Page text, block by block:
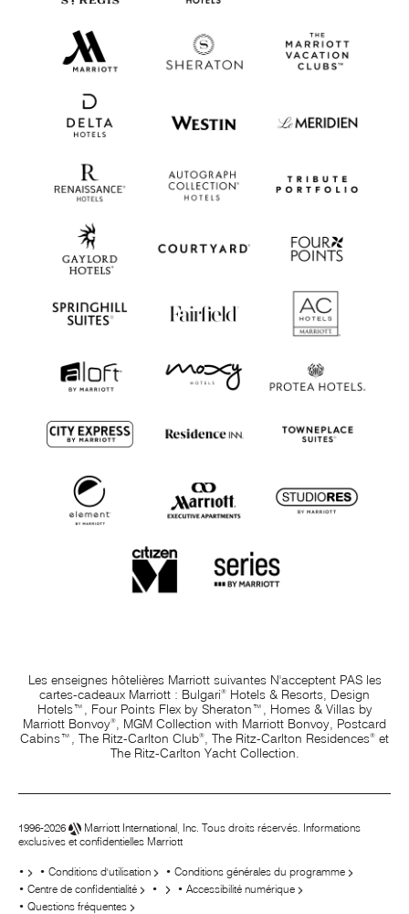
Les enseignes hôtelières Marriott suivantes N'acceptent PAS les
cartes-cadeaux Marriott : Bulgari® Hotels & Resorts, Design
Hotels™, Four Points Flex by Sheraton™, Homes & Villas by
Marriott Bonvoy®, MGM Collection with Marriott Bonvoy, Postcard
Cabins™, The Ritz-Carlton Club®, The Ritz-Carlton Residences® et
The Ritz-Carlton Yacht Collection.
1996-2026
Marriott International, Inc. Tous droits réservés. Informations
exclusives et confidentielles Marriott
• • Conditions d'utilisation • Conditions générales du programme
• Centre de confidentialité • • Accessibilité numérique
• Questions fréquentes